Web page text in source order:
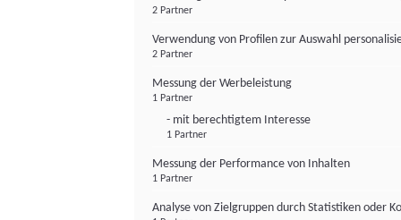
2 Partner
Verwendung von Profilen zur Auswahl
2 Partner
Messung der Werbeleistung
1 Partner
- mit berechtigtem Interesse
1 Partner
Messung der Performance von Inhalten
1 Partner
Analyse von Zielgruppen durch Statistiken oder